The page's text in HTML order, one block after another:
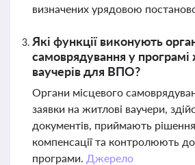
визначених урядовою
Які функції виконують
самоврядування у
ваучерів для ВПО?
Органи місцевого
заявки на житлові ваучери,
документів, приймають
компенсації та контролюють
програми. Джерело